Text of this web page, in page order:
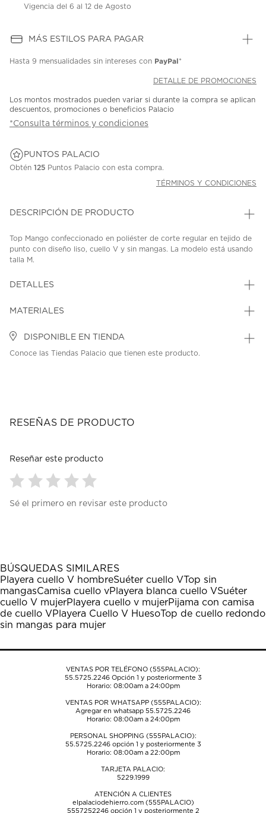
Vigencia del 6 al 12 de Agosto
MÁS ESTILOS PARA PAGAR
Hasta 9 mensualidades sin intereses con PayPal*
DETALLE DE PROMOCIONES
Los montos mostrados pueden variar si durante la compra se aplican
descuentos, promociones o beneficios Palacio
*Consulta términos y condiciones
PUNTOS PALACIO
Obtén 125 Puntos Palacio con esta compra.
TÉRMINOS Y CONDICIONES
DESCRIPCIÓN DE PRODUCTO
Top Mango confeccionado en poliéster de corte regular en tejido de
punto con diseño liso, cuello V y sin mangas. La modelo está usando
talla M.
DETALLES
MATERIALES
DISPONIBLE EN TIENDA
Conoce las Tiendas Palacio que tienen este producto.
RESEÑAS DE PRODUCTO
Reseñar este producto
para
1
estrella
Esta
acción
abrirá
el
formulario
envío.
para
estrellas.
Esta
acción
abrirá
el
formulario
envío.
para
estrellas.
Esta
acción
abrirá
el
formulario
envío.
para
estrellas.
Esta
acción
abrirá
el
formulario
envío.
para
estrellas.
Esta
acción
abrirá
el
formulario
envío.
Sé el primero en revisar este producto
BÚSQUEDAS SIMILARES
Playera cuello V hombreSuéter cuello VTop sin
mangasCamisa cuello vPlayera blanca cuello VSuéter
cuello V mujerPlayera cuello v mujerPijama con camisa
de cuello VPlayera Cuello V HuesoTop de cuello redondo
sin mangas para mujer
VENTAS POR TELÉFONO (555PALACIO):
55.5725.2246Opción 1 y posteriormente 3
Horario: 08:00am a 24:00pm
VENTAS POR WHATSAPP (555PALACIO):
Agregar en whatsapp 55.5725.2246
Horario: 08:00am a 24:00pm
PERSONAL SHOPPING (555PALACIO):
55.5725.2246opción 1 y posteriormente 3
Horario: 08:00am a 22:00pm
TARJETA PALACIO:
5229.1999
ATENCIÓN A CLIENTES
elpalaciodehierro.com (555PALACIO)
5557252246opción 1 y posteriormente 2